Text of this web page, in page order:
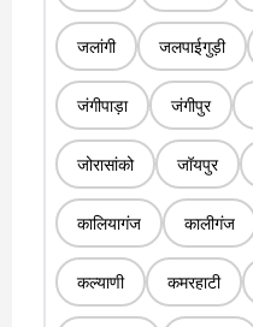
जलांगी जलपाईगुड़ी
जंगीपाड़ा जंगीपुर
जोरासांको जॉयपुर
कालियागंज कालीगंज
कल्याणी कमरहाटी